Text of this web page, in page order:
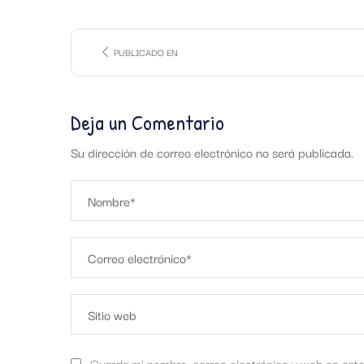
PUBLICADO EN
Deja un Comentario
Su dirección de correo electrónico no será publicada.